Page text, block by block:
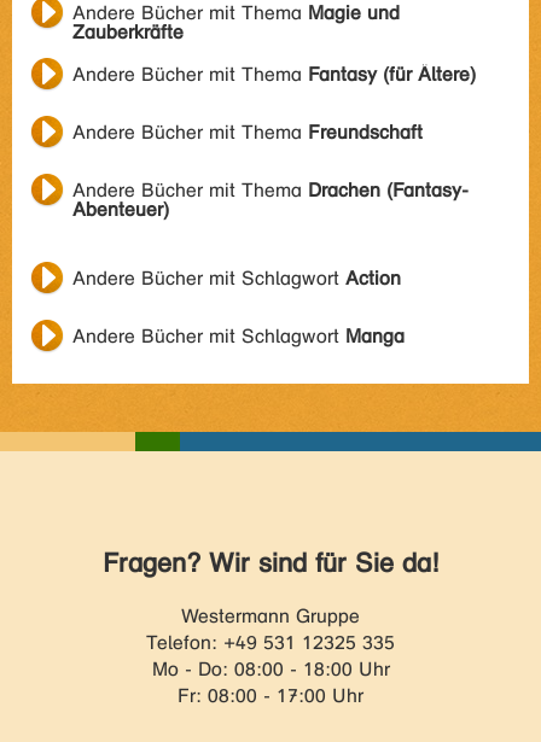
Andere Bücher mit Thema Magie und
Zauberkräfte
Andere Bücher mit Thema Fantasy (für Ältere)
Andere Bücher mit Thema Freundschaft
Andere Bücher mit Thema Drachen (Fantasy-
Abenteuer)
Andere Bücher mit Schlagwort Action
Andere Bücher mit Schlagwort Manga